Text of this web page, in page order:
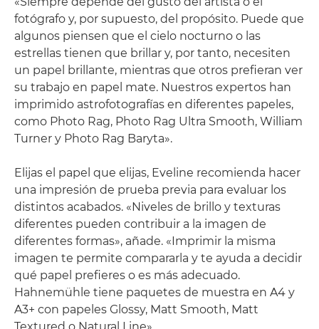
fotógrafo y, por supuesto, del propósito. Puede que
algunos piensen que el cielo nocturno o las
estrellas tienen que brillar y, por tanto, necesiten
un papel brillante, mientras que otros prefieran ver
su trabajo en papel mate. Nuestros expertos han
imprimido astrofotografías en diferentes papeles,
como Photo Rag, Photo Rag Ultra Smooth, William
Turner y Photo Rag Baryta».
Elijas el papel que elijas, Eveline recomienda hacer
una impresión de prueba previa para evaluar los
distintos acabados. «Niveles de brillo y texturas
diferentes pueden contribuir a la imagen de
diferentes formas», añade. «Imprimir la misma
imagen te permite compararla y te ayuda a decidir
qué papel prefieres o es más adecuado.
Hahnemühle tiene paquetes de muestra en A4 y
A3+ con papeles Glossy, Matt Smooth, Matt